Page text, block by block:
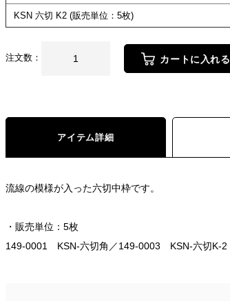
KSN 六切 K2 (販売単位：5枚)
注文数： カートに入れる
アイテム詳細
流線の模様が入った六切中枠です。
・販売単位：5枚
149-0001 KSN-六切角／149-0003 KSN-六切K-2